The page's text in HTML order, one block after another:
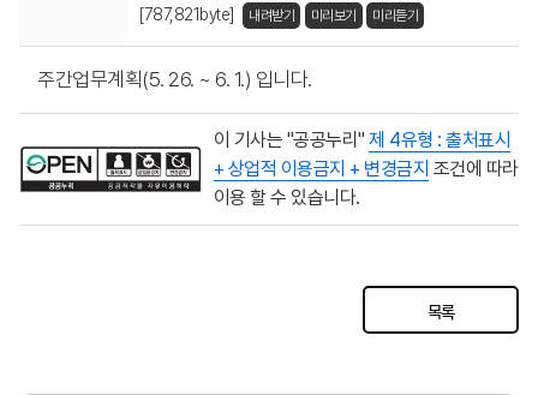
[787,821byte]
내려받기 미리보기 미리듣기
주간업무계획(5. 26. ~ 6. 1.) 입니다.
이 기사는 "공공누리"제 4유형 : 출처표시
+ 상업적 이용금지 + 변경금지 조건에 따라
이용 할 수 있습니다.
목록